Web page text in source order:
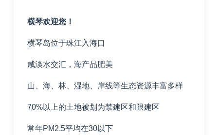
横琴欢迎您！
横琴岛位于珠江入海口
咸淡水交汇，海产品肥美
山、海、林、湿地、岸线等生态资源丰富多样
70%以上的土地被划为禁建区和限建区
常年PM2.5平均在30以下